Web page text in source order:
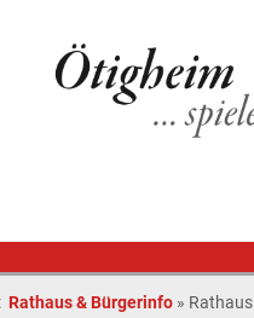
Rathaus & Bürgerinfo » Rathaus